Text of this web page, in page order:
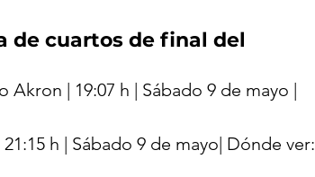
de cuartos de final del
Akron | 19:07 h | Sábado 9 de mayo |
h | Sábado 9 de mayo| Dónde ver: